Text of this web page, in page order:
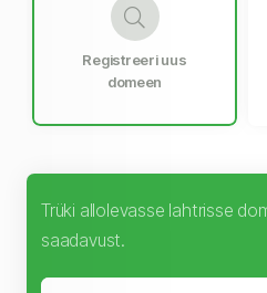
Registreeri uus
domeen
Trüki allolevasse lahtrisse
saadavust.